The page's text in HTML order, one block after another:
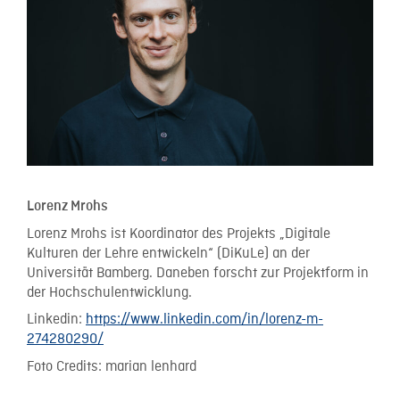
Lorenz Mrohs
Lorenz Mrohs ist Koordinator des Projekts „Digitale
Kulturen der Lehre entwickeln“ (DiKuLe) an der
Universität Bamberg. Daneben forscht zur Projektform in
der Hochschulentwicklung.
Linkedin: https://www.linkedin.com/in/lorenz-m-
274280290/
Foto Credits: marian lenhard